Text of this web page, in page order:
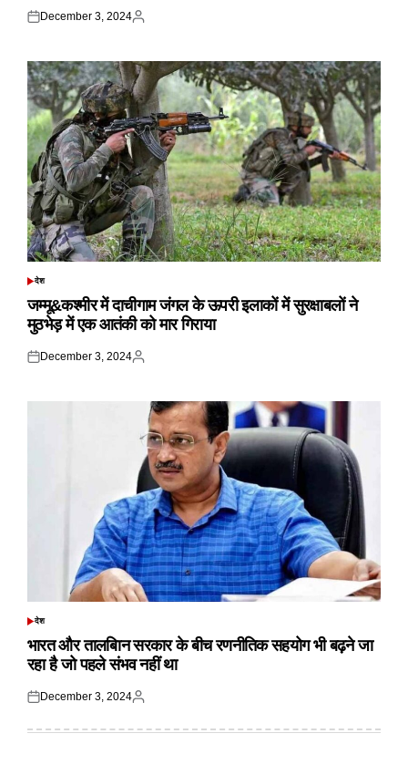
Posted
December 3, 2024
Posted
POSTED
देश
जम्मू&कश्मीर में दाचीगाम जंगल के ऊपरी इलाकों में सुरक्षाबलों ने
मुठभेड़ में एक आतंकी को मार गिराया
Posted
December 3, 2024
Posted
POSTED
देश
भारत और तालबिान सरकार के बीच रणनीतिक सहयोग भी बढ़ने जा
रहा है जो पहले संभव नहीं था
Posted
December 3, 2024
Posted